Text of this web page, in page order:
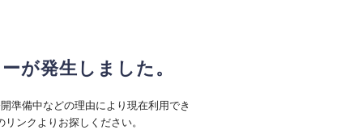
が発生しました。
準備中などの理由により現在利用でき
ンクよりお探しください。